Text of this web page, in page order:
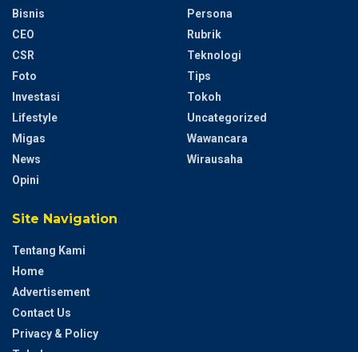
Bisnis
CEO
CSR
Foto
Investasi
Lifestyle
Migas
News
Opini
Persona
Rubrik
Teknologi
Tips
Tokoh
Uncategorized
Wawancara
Wirausaha
Site Navigation
Tentang Kami
Home
Advertisement
Contact Us
Privacy & Policy